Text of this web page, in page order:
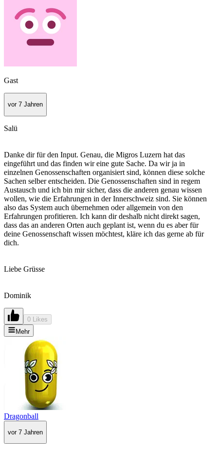
Gast
vor 7 Jahren
Salü
Danke dir für den Input. Genau, die Migros Luzern hat das
eingeführt und das finden wir eine gute Sache. Da wir ja in
einzelnen Genossenschaften organisiert sind, können diese solche
Sachen selber entscheiden. Die Genossenschaften sind in regem
Austausch und ich bin mir sicher, dass die anderen genau wissen
wollen, wie die Erfahrungen in der Innerschweiz sind. Sie können
also das System auch übernehmen oder allgemein von den
Erfahrungen profitieren. Ich kann dir deshalb nicht direkt sagen,
dass das an anderen Orten auch geplant ist, wenn du es aber für
deine Genossenschaft wissen möchtest, kläre ich das gerne ab für
dich.
Liebe Grüsse
Dominik
0 Likes
Mehr
Dragonball
vor 7 Jahren